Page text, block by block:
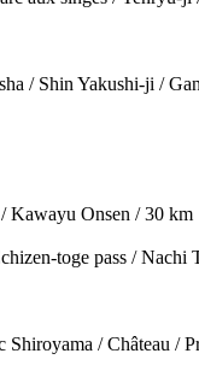
/ Shin Yakushi-ji /
Kawayu Onsen / 30 km
toge pass / Nachi
/ Château /